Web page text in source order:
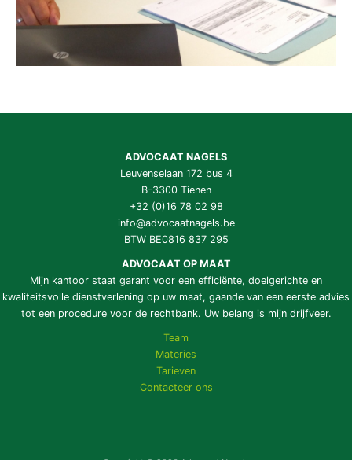
ADVOCAAT NAGELS
Leuvenselaan 172 bus 4
B-3300 Tienen
+32 (0)16 78 02 98
info@advocaatnagels.be
BTW BE0816 837 295
ADVOCAAT OP MAAT
Mijn kantoor staat garant voor een efficiënte, doelgerichte en
kwaliteitsvolle dienstverlening op uw maat, gaande van een eerste advies
tot een procedure voor de rechtbank. Uw belang is mijn drijfveer.
Team
Materies
Tarieven
Contacteer ons